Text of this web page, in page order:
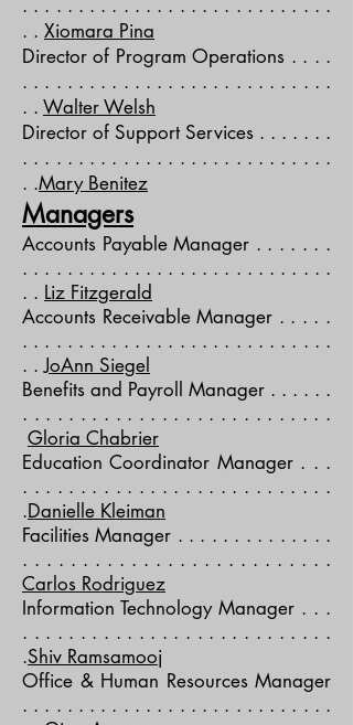
. . . . . . . . . . . . . . . . . . . . . . . . . . . .
. . Xiomara Pina
Director of Program Operations . . . .
. . . . . . . . . . . . . . . . . . . . . . . . . . . .
. . Walter Welsh
Director of Support Services . . . . . . .
. . . . . . . . . . . . . . . . . . . . . . . . . . . .
. .Mary Benitez
Managers
Accounts Payable Manager . . . . . . .
. . . . . . . . . . . . . . . . . . . . . . . . . . . .
. . Liz Fitzgerald
Accounts Receivable Manager . . . . .
. . . . . . . . . . . . . . . . . . . . . . . . . . . .
. .JoAnn Siegel
Benefits and Payroll Manager . . . . . .
. . . . . . . . . . . . . . . . . . . . . . . . . . .
Gloria Chabrier
Education Coordinator Manager . . .
. . . . . . . . . . . . . . . . . . . . . . . . . . .
.Danielle Kleiman
Facilities Manager . . . . . . . . . . . . . .
. . . . . . . . . . . . . . . . . . . . . . . . . .
Carlos Rodriguez
Information Technology Manager . . .
. . . . . . . . . . . . . . . . . . . . . . . . . . .
.Shiv Ramsamooj
Office & Human Resources Manager
. . . . . . . . . . . . . . . . . . . . . . . . . . . .